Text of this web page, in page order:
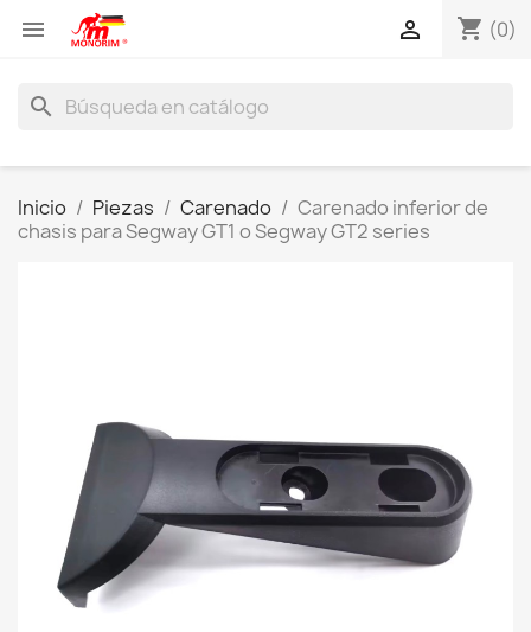
 shopping_cart (0)

search
Inicio Piezas Carenado
Carenado inferior de
chasis para Segway GT1 o Segway GT2 series